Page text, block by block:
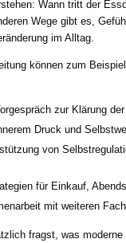
Wann tritt der
Wege gibt es,
im Alltag.
können zum
zur Klärung
Druck und
von
für Einkauf,
mit weiteren
fragst, was